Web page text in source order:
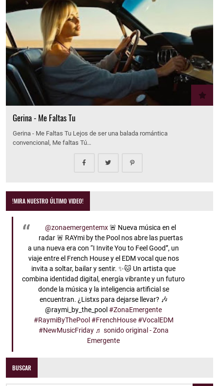
Gerina - Me Faltas Tu
Gerina - Me Faltas Tu Lejos de ser una balada romántica
convencional, Me faltas Tú…
!MIRA NUESTRO ÚLTIMO VIDEO!
@zonaemergentemx🚨 Nueva música en el
radar 🚨 RAYmi by the Pool nos abre las puertas
a una nueva era con “I Invite You to Feel Good”, un
viaje entre el French House y el EDM vocal que nos
invita a soltar, bailar y sentir. ✨🐱 Un artista que
combina identidad digital, energía vibrante y un futuro
donde la música y la inteligencia artificial se
encuentran. ¿Listxs para dejarse llevar? 🎶
@raymi_by_the_pool#ZonaEmergente
#RaymiByThePool #FrenchHouse #VocalEDM
#NewMusicFriday ♬ sonido original - Zona
Emergente
BUSCAR